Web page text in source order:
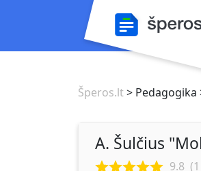
Šperos.lt> Pedagogika
A. Šulčius
9.8 (1